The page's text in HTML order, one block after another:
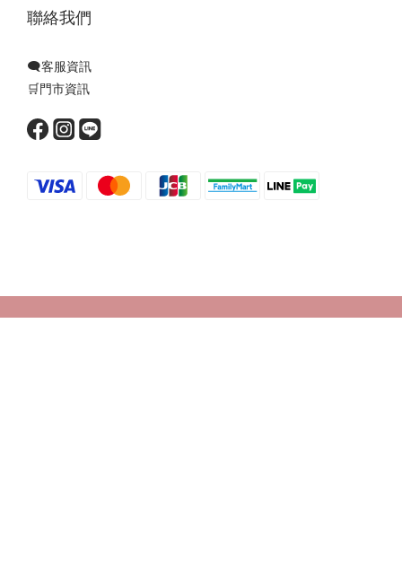
聯絡我們
🗨️客服資訊
🛒門市資訊